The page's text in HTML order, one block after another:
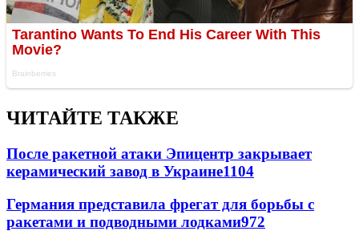
ЧИТАЙТЕ ТАКЖЕ
После ракетной атаки Эпицентр закрывает
керамический завод в Украине1104
Германия представила фрегат для борьбы с
ракетами и подводными лодками972